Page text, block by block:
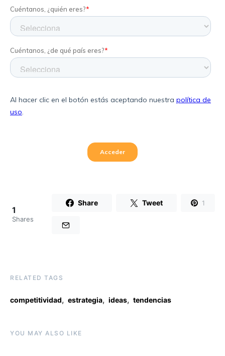
1
Shares
Share Tweet 1
RELATED TAGS
competitividad, estrategia, ideas, tendencias
YOU MAY ALSO LIKE